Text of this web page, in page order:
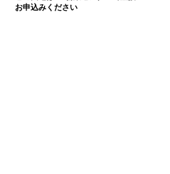
お申込みください